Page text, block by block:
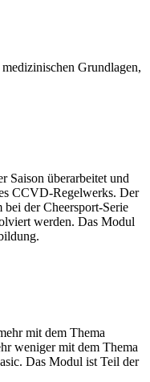
Grundlagen,
Saison überarbeitet und
CCVD-Regelwerks. Der
der Cheersport-Serie
werden. Das Modul
mit dem Thema
weniger mit dem Thema
Das Modul ist Teil der